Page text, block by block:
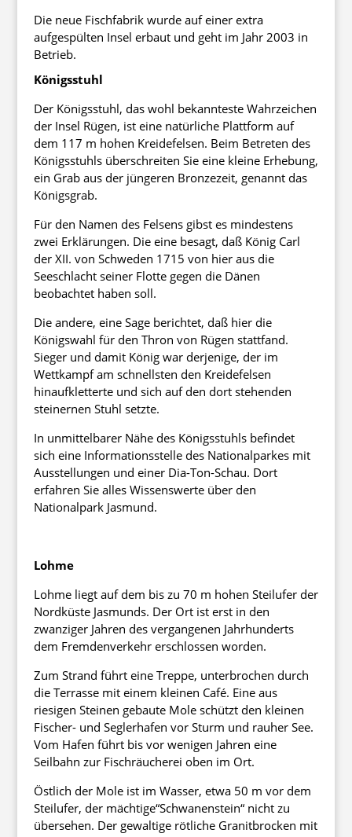
Die neue Fischfabrik wurde auf einer extra
aufgespülten Insel erbaut und geht im Jahr 2003 in
Betrieb.
Königsstuhl
Der Königsstuhl, das wohl bekannteste Wahrzeichen
der Insel Rügen, ist eine natürliche Plattform auf
dem 117 m hohen Kreidefelsen. Beim Betreten des
Königsstuhls überschreiten Sie eine kleine Erhebung,
ein Grab aus der jüngeren Bronzezeit, genannt das
Königsgrab.
Für den Namen des Felsens gibst es mindestens
zwei Erklärungen. Die eine besagt, daß König Carl
der XII. von Schweden 1715 von hier aus die
Seeschlacht seiner Flotte gegen die Dänen
beobachtet haben soll.
Die andere, eine Sage berichtet, daß hier die
Königswahl für den Thron von Rügen stattfand.
Sieger und damit König war derjenige, der im
Wettkampf am schnellsten den Kreidefelsen
hinaufkletterte und sich auf den dort stehenden
steinernen Stuhl setzte.
In unmittelbarer Nähe des Königsstuhls befindet
sich eine Informationsstelle des Nationalparkes mit
Ausstellungen und einer Dia-Ton-Schau. Dort
erfahren Sie alles Wissenswerte über den
Nationalpark Jasmund.
Lohme
Lohme liegt auf dem bis zu 70 m hohen Steilufer der
Nordküste Jasmunds. Der Ort ist erst in den
zwanziger Jahren des vergangenen Jahrhunderts
dem Fremdenverkehr erschlossen worden.
Zum Strand führt eine Treppe, unterbrochen durch
die Terrasse mit einem kleinen Café. Eine aus
riesigen Steinen gebaute Mole schützt den kleinen
Fischer- und Seglerhafen vor Sturm und rauher See.
Vom Hafen führt bis vor wenigen Jahren eine
Seilbahn zur Fischräucherei oben im Ort.
Östlich der Mole ist im Wasser, etwa 50 m vor dem
Steilufer, der mächtige“Schwanenstein“ nicht zu
übersehen. Der gewaltige rötliche Granitbrocken mit